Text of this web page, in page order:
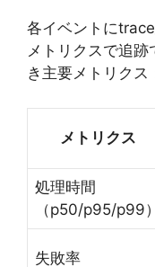
各イベントに
メトリクスで追
き主要メトリクス
メトリクス
処理時間
（p50/p95/p99）
失敗率